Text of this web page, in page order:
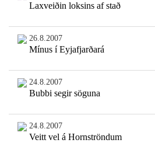
Laxveiðin loksins af stað
26.8.2007
Mínus í Eyjafjarðará
24.8.2007
Bubbi segir söguna
24.8.2007
Veitt vel á Hornströndum